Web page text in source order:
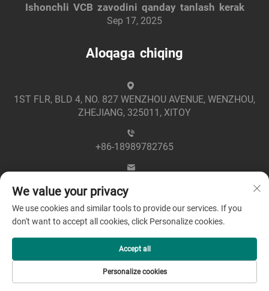
Ishonchli VCB zavodini qanday tanlash kerak
Sep 17, 2025
Aloqaga chiqing
1ST FLR, BLD 4, NO. 827 WENZHOU AVENUE, WENZHOU,
ZHEJIANG, 325011, XITOY
+86-18989782765
Mualliflik huquqi © 2025 Zhejiang Greenpower Electric Co.,
Ltd -Maxfiylik siyosati
We value your privacy
We use cookies and similar tools to provide our services. If you
don't want to accept all cookies, click Personalize cookies.
Personalize cookies
Accept all